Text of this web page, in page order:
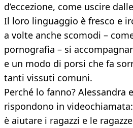
d’eccezione, come uscire
Il loro linguaggio è fresco e
a volte anche scomodi –
pornografia – si
e un modo di porsi che fa
tanti vissuti comuni.
Perché lo fanno? Alessandra
rispondono in
è aiutare i ragazzi e le